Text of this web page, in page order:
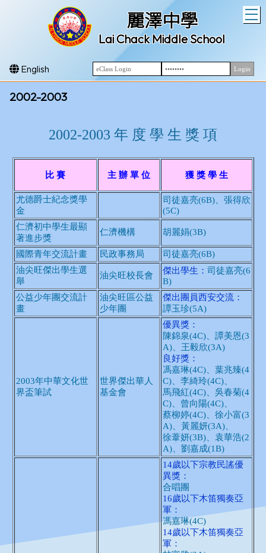
麗澤中學
Lai Chack Middle School
English
2002-2003